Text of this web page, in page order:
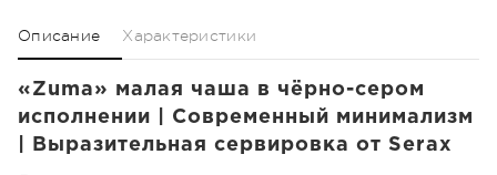
Описание Характеристики
«Zuma» малая чаша в чёрно-сером
исполнении | Современный минимализм
| Выразительная сервировка от Serax